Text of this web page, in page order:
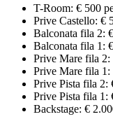
T-Room: € 500
Prive Castello: €
Balconata fila 2:
Balconata fila 1:
Prive Mare fila 2:
Prive Mare fila 1:
Prive Pista fila 2:
Prive Pista fila 1:
Backstage: €